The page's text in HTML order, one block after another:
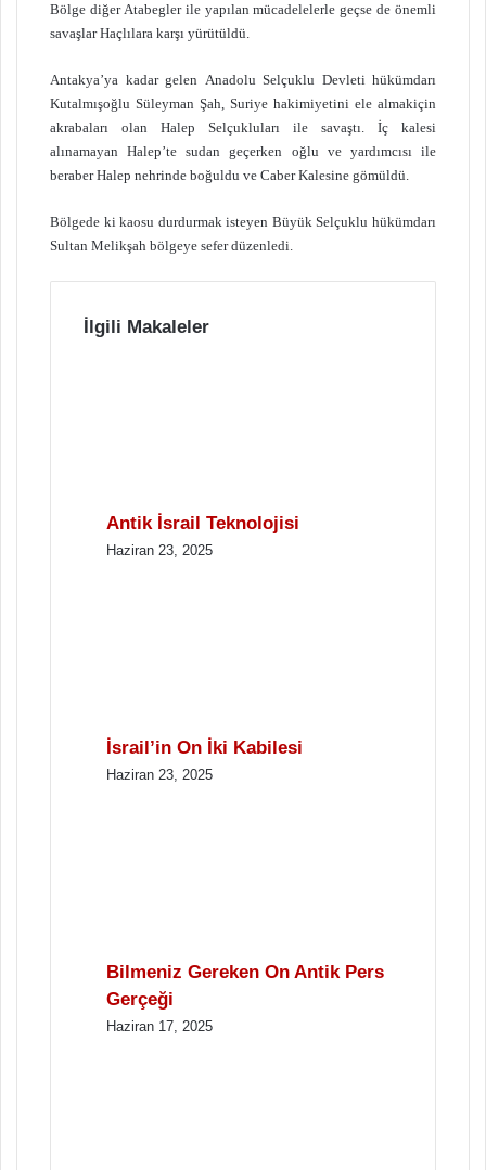
Bölge diğer Atabegler ile yapılan mücadelelerle geçse de önemli
savaşlar Haçlılara karşı yürütüldü.
Antakya’ya kadar gelen Anadolu Selçuklu Devleti hükümdarı
Kutalmışoğlu Süleyman Şah, Suriye hakimiyetini ele almakiçin
akrabaları olan Halep Selçukluları ile savaştı. İç kalesi
alınamayan Halep’te sudan geçerken oğlu ve yardımcısı ile
beraber Halep nehrinde boğuldu ve Caber Kalesine gömüldü.
Bölgede ki kaosu durdurmak isteyen Büyük Selçuklu hükümdarı
Sultan Melikşah bölgeye sefer düzenledi.
İlgili Makaleler
Antik İsrail Teknolojisi
Haziran 23, 2025
İsrail’in On İki Kabilesi
Haziran 23, 2025
Bilmeniz Gereken On Antik Pers
Gerçeği
Haziran 17, 2025